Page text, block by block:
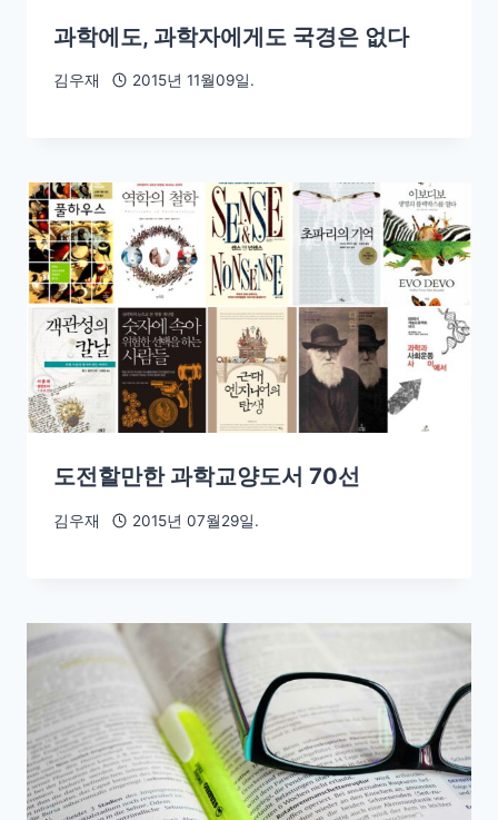
과학에도, 과학자에게도 국경은 없다
김우재 2015년 11월09일.
도전할만한 과학교양도서 70선
김우재 2015년 07월29일.